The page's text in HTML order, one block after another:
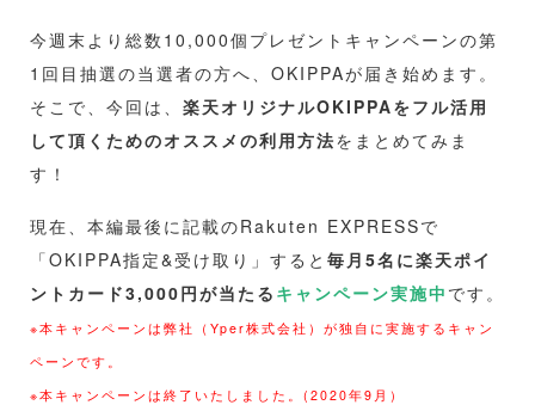
今週末より総数10,000個プレゼントキャンペーンの第
1回目抽選の当選者の方へ、OKIPPAが届き始めます。
そこで、今回は、 楽天オリジナルOKIPPAをフル活用
して頂くためのオススメの利用方法をまとめてみま
す！
現在、本編最後に記載のRakuten EXPRESSで
「OKIPPA指定&受け取り」すると 毎月5名に楽天ポイ
ントカード3,000円が当たる キャンペーン実施中 です。
※本キャンペーンは弊社（Yper株式会社）が独自に実施するキャン
ペーンです。
※本キャンペーンは終了いたしました。(2020年9月）